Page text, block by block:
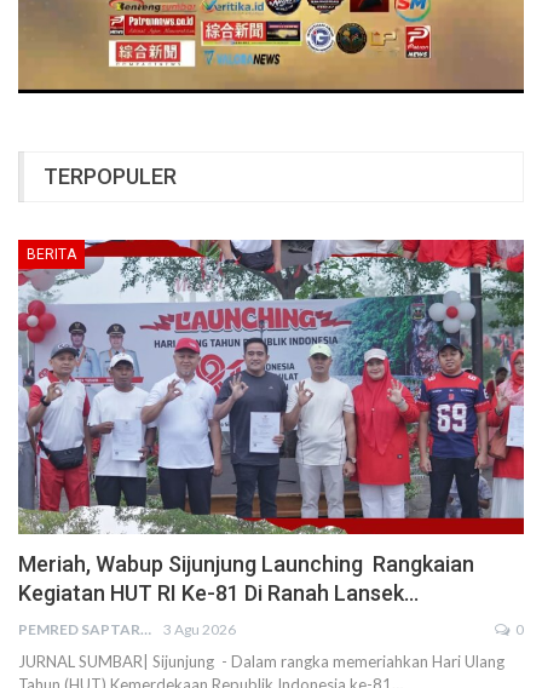
TERPOPULER
BERITA
Meriah, Wabup Sijunjung Launching Rangkaian
Kegiatan HUT RI Ke-81 Di Ranah Lansek…
PEMRED SAPTARIUS 3 Agu 2026 0
JURNAL SUMBAR| Sijunjung - Dalam rangka memeriahkan Hari Ulang
Tahun (HUT) Kemerdekaan Republik Indonesia ke-81…